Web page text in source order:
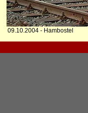
09.10.2004 - Hambostel